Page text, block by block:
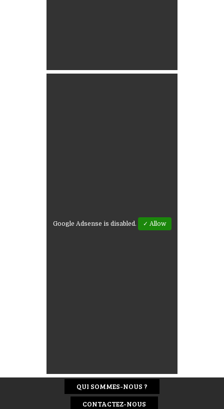
Google Adsense is disabled. ✓ Allow
QUI SOMMES-NOUS ?
CONTACTEZ-NOUS